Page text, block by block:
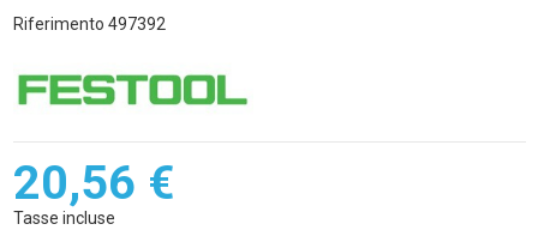
Riferimento 497392
20,56 €
Tasse incluse